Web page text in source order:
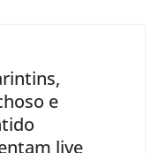
e
live